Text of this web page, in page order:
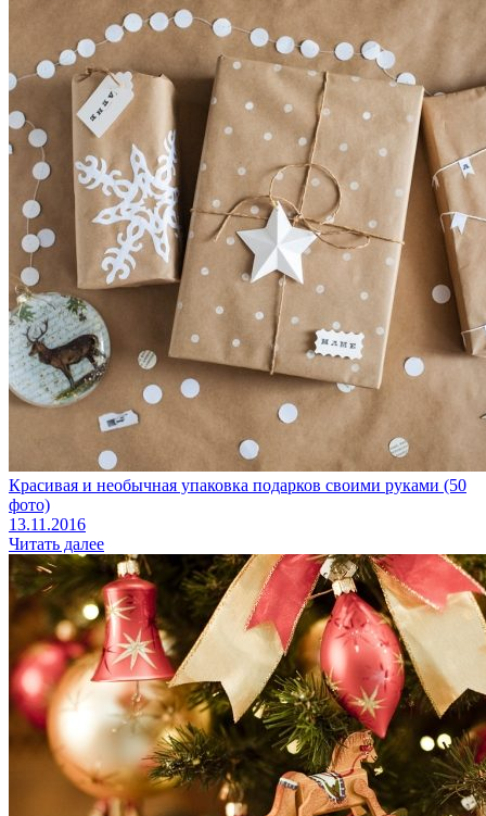
Красивая и необычная упаковка подарков своими руками (50
фото)
13.11.2016
Читать далее